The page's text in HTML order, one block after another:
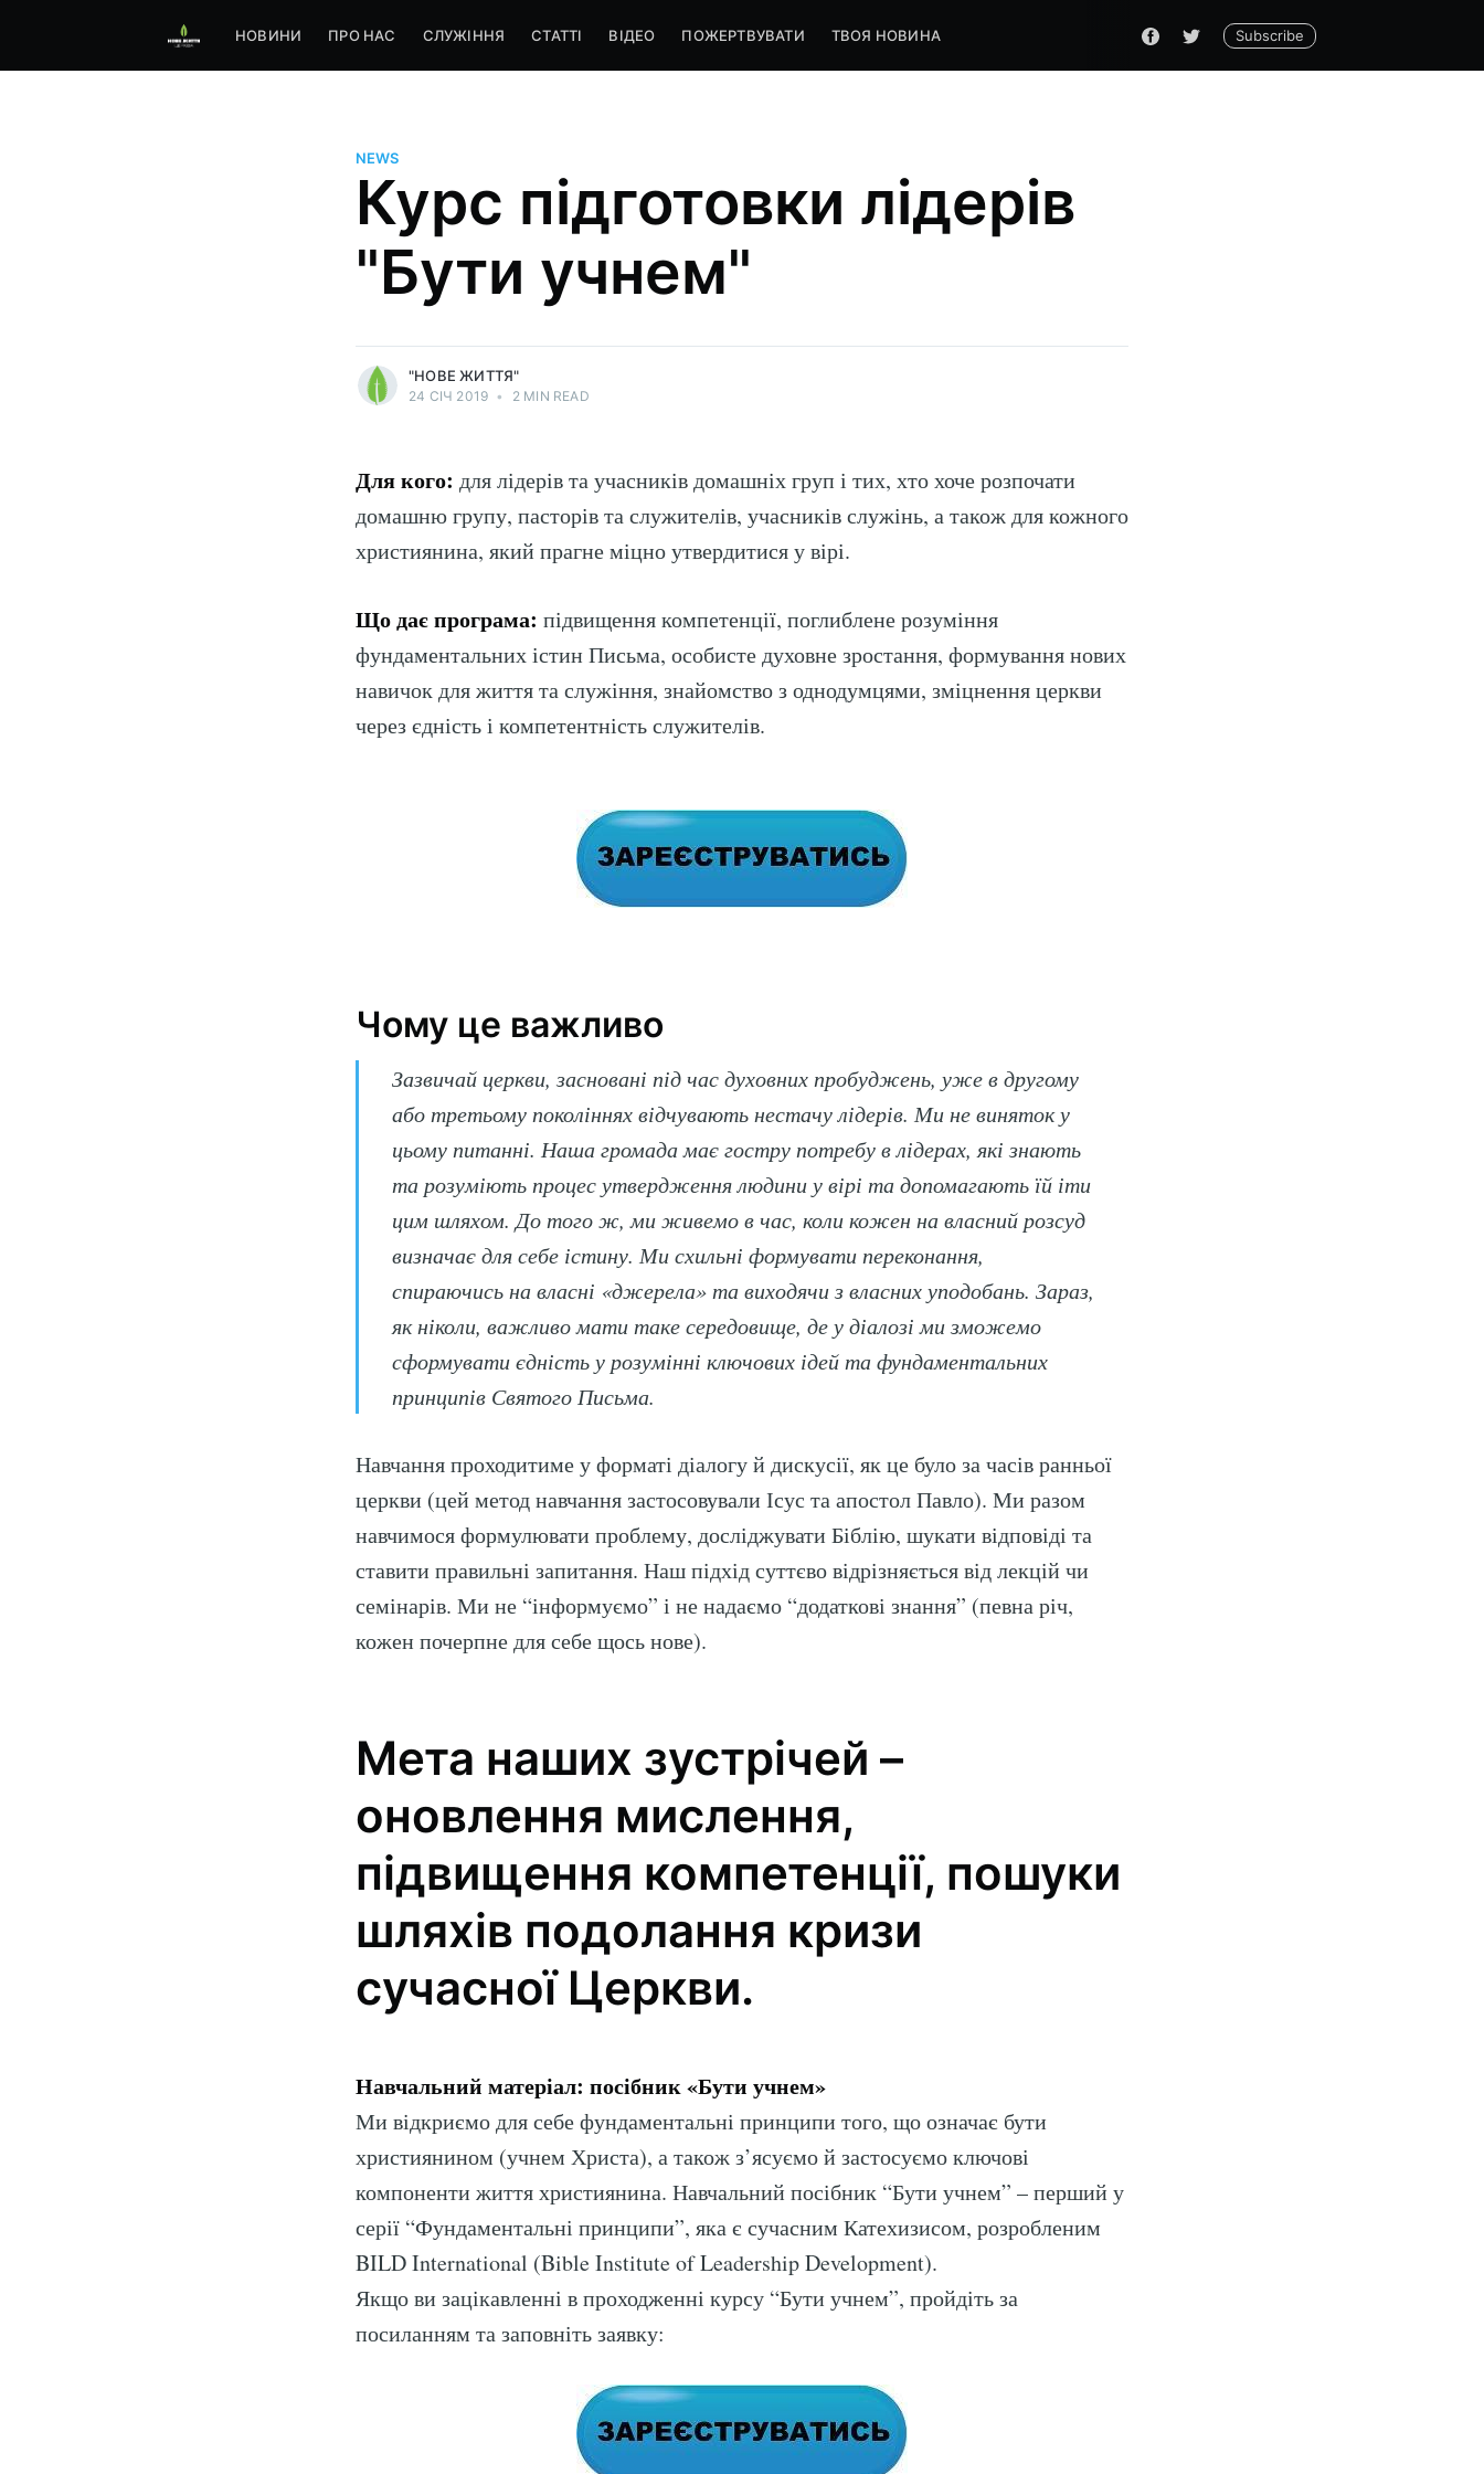
НОВИНИ ПРО НАС СЛУЖІННЯ СТАТТІ ВІДЕО ПОЖЕРТВУВАТИ ТВОЯ НОВИНА Subscribe
NEWS
Курс підготовки лідерів
"Бути учнем"
"НОВЕ ЖИТТЯ"
24 СІЧ 2019 • 2 MIN READ
Для кого: для лідерів та учасників домашніх груп і тих, хто хоче розпочати
домашню групу, пасторів та служителів, учасників служінь, а також для кожного
християнина, який прагне міцно утвердитися у вірі.
Що дає програма: підвищення компетенції, поглиблене розуміння
фундаментальних істин Письма, особисте духовне зростання, формування нових
навичок для життя та служіння, знайомство з однодумцями, зміцнення церкви
через єдність і компетентність служителів.
Чому це важливо
Зазвичай церкви, засновані під час духовних пробуджень, уже в другому
або третьому поколіннях відчувають нестачу лідерів. Ми не виняток у
цьому питанні. Наша громада має гостру потребу в лідерах, які знають
та розуміють процес утвердження людини у вірі та допомагають їй іти
цим шляхом. До того ж, ми живемо в час, коли кожен на власний розсуд
визначає для себе істину. Ми схильні формувати переконання,
спираючись на власні «джерела» та виходячи з власних уподобань. Зараз,
як ніколи, важливо мати таке середовище, де у діалозі ми зможемо
сформувати єдність у розумінні ключових ідей та фундаментальних
принципів Святого Письма.
Навчання проходитиме у форматі діалогу й дискусії, як це було за часів ранньої
церкви (цей метод навчання застосовували Ісус та апостол Павло). Ми разом
навчимося формулювати проблему, досліджувати Біблію, шукати відповіді та
ставити правильні запитання. Наш підхід суттєво відрізняється від лекцій чи
семінарів. Ми не “інформуємо” і не надаємо “додаткові знання” (певна річ,
кожен почерпне для себе щось нове).
Мета наших зустрічей –
оновлення мислення,
підвищення компетенції, пошуки
шляхів подолання кризи
сучасної Церкви.
Навчальний матеріал: посібник «Бути учнем»
Ми відкриємо для себе фундаментальні принципи того, що означає бути
християнином (учнем Христа), а також з’ясуємо й застосуємо ключові
компоненти життя християнина. Навчальний посібник “Бути учнем” – перший у
серії “Фундаментальні принципи”, яка є сучасним Катехизисом, розробленим
BILD International (Bible Institute of Leadership Development).
Якщо ви зацікавленні в проходженні курсу “Бути учнем”, пройдіть за
посиланням та заповніть заявку:
Subscribe to Нове Життя
Stay up to date! Get all the latest & greatest posts delivered
straight to your inbox